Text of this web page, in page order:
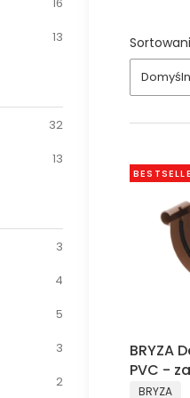
13
32
13
3
4
5
3
2
BRYZA
PVC -
BRYZA